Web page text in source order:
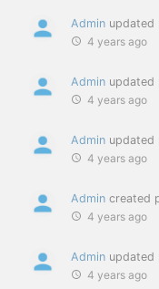
Admin updated
4 years ago
Admin updated
4 years ago
Admin updated
4 years ago
Admin created
4 years ago
Admin updated
4 years ago